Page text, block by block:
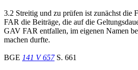
3.2 Streitig und zu prüfen ist zunächst die
FAR die Beiträge, die auf die
GAV FAR entfallen, im eigenen Namen
machen durfte.
BGE 141 V 657S. 661